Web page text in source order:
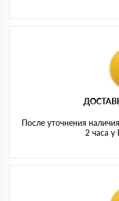
После уточнения
2 часа у